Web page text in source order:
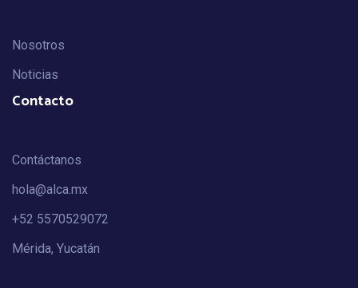
Nosotros
Noticias
Contacto
Contáctanos
hola@alca.mx
+52 5570529072
Mérida, Yucatán